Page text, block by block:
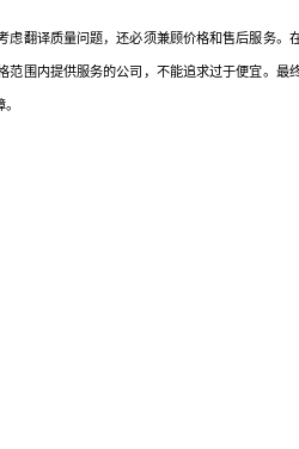
翻译质量问题，还必须兼顾价格和售后服务。
围内提供服务的公司，不能追求过于便宜。最